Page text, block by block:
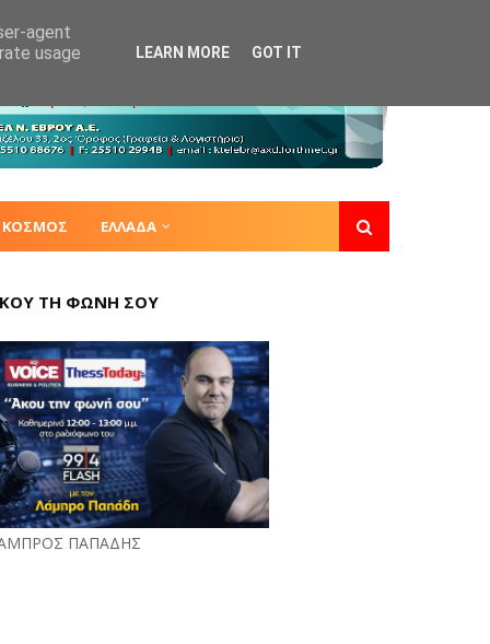
ΚΟΣΜΟΣ ΕΛΛΑΔΑ
ΤΗ ΦΩΝΗ ΣΟΥ
ΠΑΠΑΔΗΣ
agent
usage
LEARN MORE GOT IT